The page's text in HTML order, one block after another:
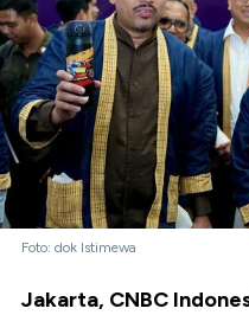
Foto: dok Istimewa
Jakarta, CNBC